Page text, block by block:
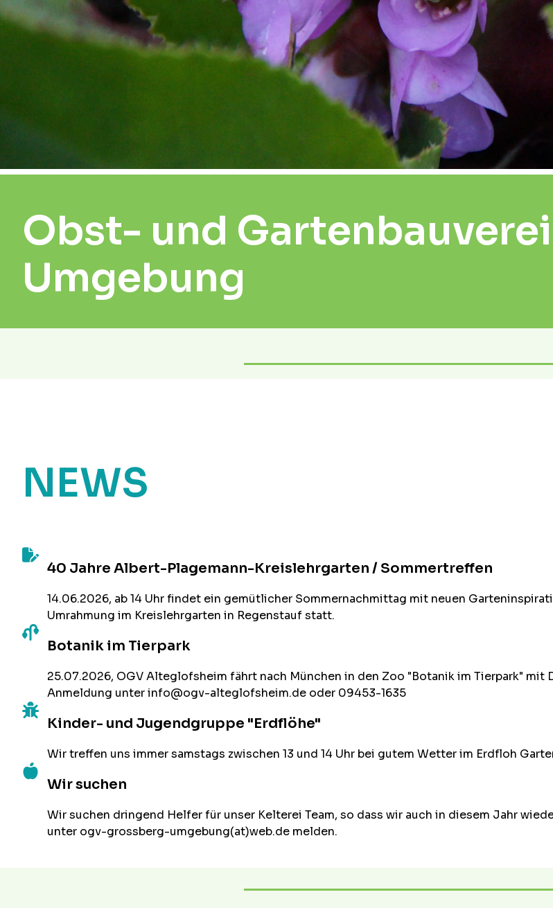
Obst- und
Umgebung
NEWS
40 Jahre Albert-Plagemann-Kreislehrgarten / Sommertreffen
14.06.2026, ab 14 Uhr findet ein gemütlicher Sommernachmittag mit neuen
Umrahmung im Kreislehrgarten in Regenstauf statt.
Botanik im Tierpark
25.07.2026, OGV Alteglofsheim fährt nach München in den Zoo "Botanik im Tierpark" mit
Anmeldung unter info@ogv-alteglofsheim.de oder 09453-1635
Kinder- und Jugendgruppe "Erdflöhe"
Wir treffen uns immer samstags zwischen 13 und 14 Uhr bei gutem Wetter im Erdfloh
Wir suchen
Wir suchen dringend Helfer für unser Kelterei Team, so dass wir auch in diesem Jahr
unter ogv-grossberg-umgebung(at)web.de melden.